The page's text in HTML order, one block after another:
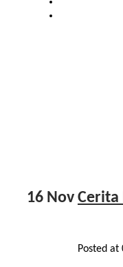
16 Nov Cerita
Posted at